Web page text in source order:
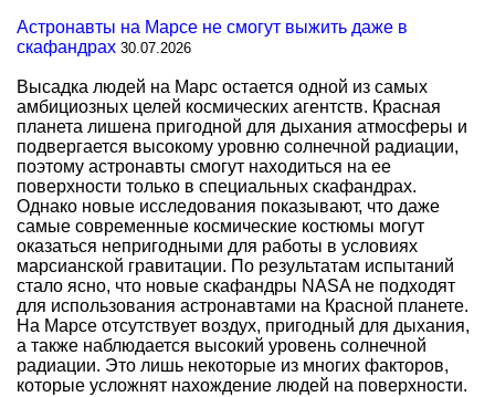
Астронавты на Марсе не смогут выжить даже в
скафандрах 30.07.2026
Высадка людей на Марс остается одной из самых
амбициозных целей космических агентств. Красная
планета лишена пригодной для дыхания атмосферы и
подвергается высокому уровню солнечной радиации,
поэтому астронавты смогут находиться на ее
поверхности только в специальных скафандрах.
Однако новые исследования показывают, что даже
самые современные космические костюмы могут
оказаться непригодными для работы в условиях
марсианской гравитации. По результатам испытаний
стало ясно, что новые скафандры NASA не подходят
для использования астронавтами на Красной планете.
На Марсе отсутствует воздух, пригодный для дыхания,
а также наблюдается высокий уровень солнечной
радиации. Это лишь некоторые из многих факторов,
которые усложнят нахождение людей на поверхности.